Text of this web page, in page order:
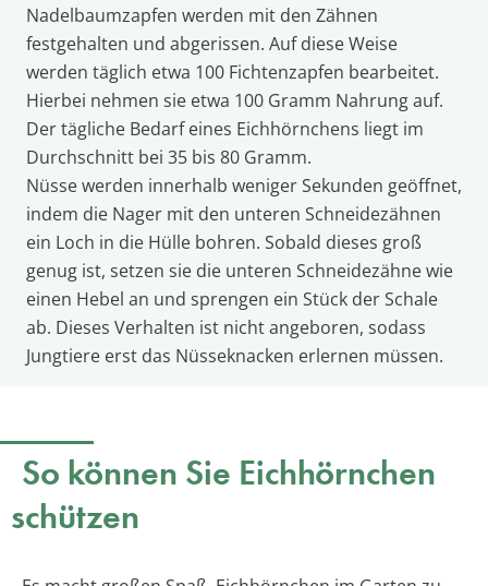
Nadelbaumzapfen werden mit den Zähnen
festgehalten und abgerissen. Auf diese Weise
werden täglich etwa 100 Fichtenzapfen bearbeitet.
Hierbei nehmen sie etwa 100 Gramm Nahrung auf.
Der tägliche Bedarf eines Eichhörnchens liegt im
Durchschnitt bei 35 bis 80 Gramm.
Nüsse werden innerhalb weniger Sekunden geöffnet,
indem die Nager mit den unteren Schneidezähnen
ein Loch in die Hülle bohren. Sobald dieses groß
genug ist, setzen sie die unteren Schneidezähne wie
einen Hebel an und sprengen ein Stück der Schale
ab. Dieses Verhalten ist nicht angeboren, sodass
Jungtiere erst das Nüsseknacken erlernen müssen.
So können Sie Eichhörnchen
schützen